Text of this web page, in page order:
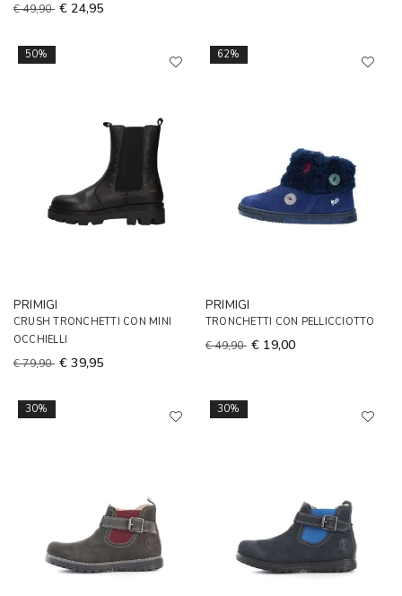
€ 49,90 € 24,95
50%
PRIMIGI
CRUSH TRONCHETTI CON MINI
OCCHIELLI
€ 79,90 € 39,95
62%
PRIMIGI
TRONCHETTI CON PELLICCIOTTO
€ 49,90 € 19,00
30% 30%